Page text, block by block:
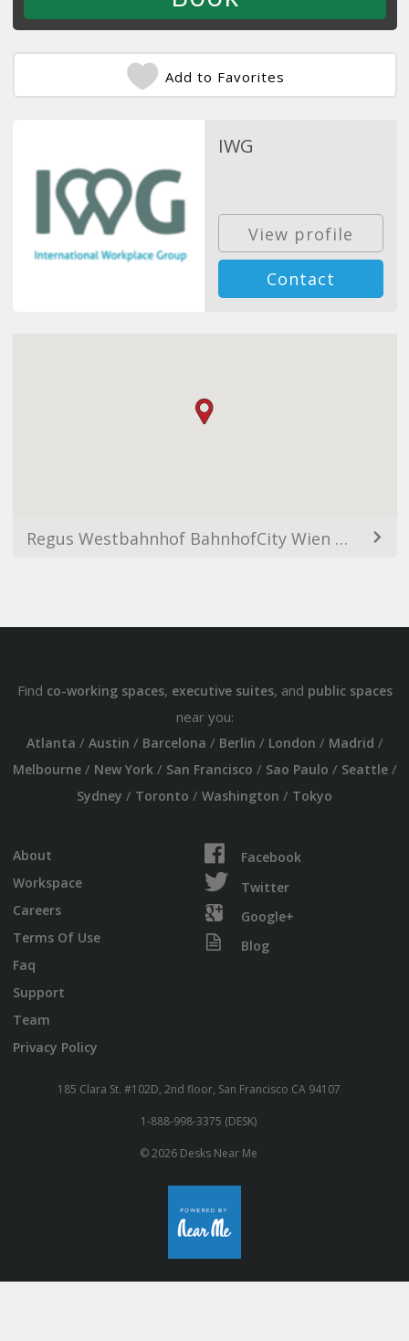
Add to Favorites
IWG
View profile
Contact
Regus Westbahnhof BahnhofCity Wien West, 1150 Wien, Austria
Find co-working spaces, executive suites, and public spaces
near you:
Atlanta / Austin / Barcelona / Berlin / London / Madrid /
Melbourne/ New York/ San Francisco / Sao Paulo / Seattle/
Sydney / Toronto / Washington / Tokyo
About
Workspace
Careers
Terms Of Use
Faq
Support
Team
Privacy Policy
Facebook
Twitter
Google+
Blog
185 Clara St. #102D, 2nd floor, San Francisco CA 94107
1-888-998-3375 (DESK)
© 2026 Desks Near Me